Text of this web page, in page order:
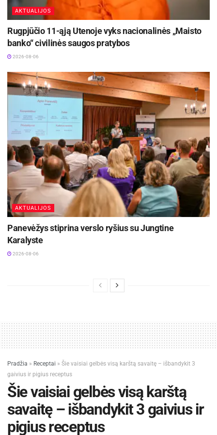
AKTUALIJOS
Rugpjūčio 11-ąją Utenoje vyks nacionalinės „Maisto
banko“ civilinės saugos pratybos
2026-08-06
AKTUALIJOS
Panevėžys stiprina verslo ryšius su Jungtine
Karalyste
2026-08-06
Pradžia » Receptai » Šie vaisiai gelbės visą karštą savaitę – išbandykit 3
gaivius ir pigius receptus
Šie vaisiai gelbės visą karštą
savaitę – išbandykit 3 gaivius ir
pigius receptus